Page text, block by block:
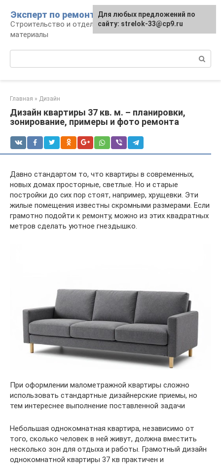
контенту
Эксперт по ремонту
Строительство и отделка: работы и
материалы
Главная » Дизайн
Дизайн квартиры 37 кв. м. – планировки,
зонирование, примеры и фото ремонта
Давно стандартом то, что квартиры в современных,
новых домах просторные, светлые. Но и старые
постройки до сих пор стоят, например, хрущевки. Эти
жилые помещения известны скромными размерами. Если
грамотно подойти к ремонту, можно из этих квадратных
метров сделать уютное гнездышко.
При оформлении малометражной квартиры сложно
использовать стандартные дизайнерские приемы, но
тем интереснее выполнение поставленной задачи
Небольшая однокомнатная квартира, независимо от
того, сколько человек в ней живут, должна вместить
несколько зон для отдыха и работы. Грамотный дизайн
однокомнатной квартиры 37 кв практичен и
Для любых предложений по
сайту: strelok-33@cp9.ru
Для любых предложений по
сайту: strelok-33@cp9.ru